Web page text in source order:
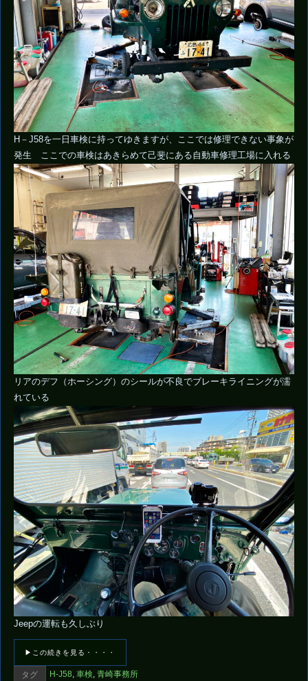
H－J58を一日車検に持ってゆきますが、ここでは修理できない事象が
発生 ここでの車検はあきらめて己斐にある自動車修理工場に入れる
リアのデフ（ホーシング）のシールが不良でブレーキライニングが濡
れている
Jeepの運転も久しぶり
▶この続きを見る・・・・
タグ H-J58, 車検, 青崎事務所